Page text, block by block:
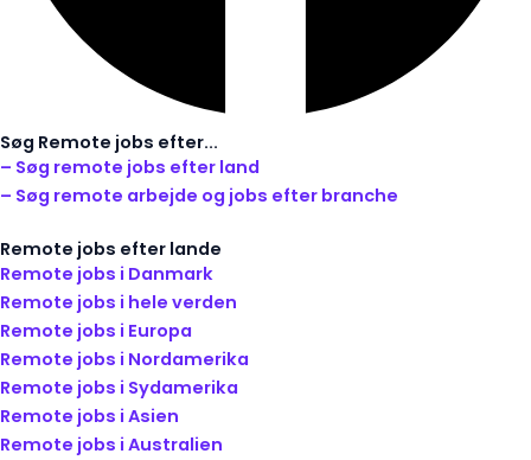
Søg Remote jobs efter...
– Søg remote jobs efter land
– Søg remote arbejde og jobs efter branche
Remote jobs efter lande
Remote jobs i Danmark
Remote jobs i hele verden
Remote jobs i Europa
Remote jobs i Nordamerika
Remote jobs i Sydamerika
Remote jobs i Asien
Remote jobs i Australien